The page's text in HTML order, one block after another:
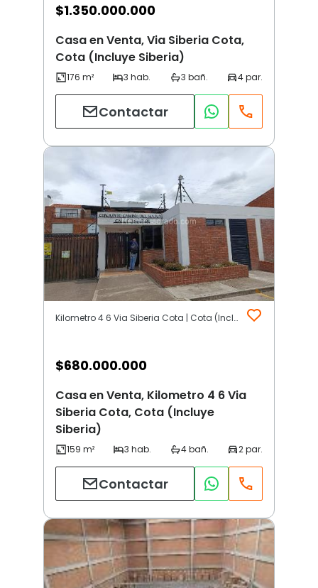
$1.350.000.000
Casa en Venta, Via Siberia Cota,
Cota (Incluye Siberia)
Contactar
Kilometro 4 6 Via Siberia Cota | Cota (Incluye Siberia)
$680.000.000
Casa en Venta, Kilometro 4 6 Via
Siberia Cota, Cota (Incluye
Siberia)
Contactar